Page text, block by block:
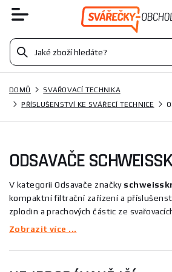
DOMŮ
SVAŘOVACÍ TECHNIKA
PŘÍSLUŠENSTVÍ KE SVÁŘECÍ TECHNICE
ODSAVAČE
V kategorii Odsavače značky
kompaktní filtrační zařízení a
zplodin a prachových částic ze
zahrnuje zařízení se sacím ramenem,
provozy při svařování a broušení — pro
Zobrazit více ...